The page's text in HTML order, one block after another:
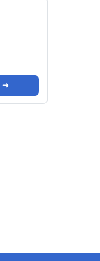
➜